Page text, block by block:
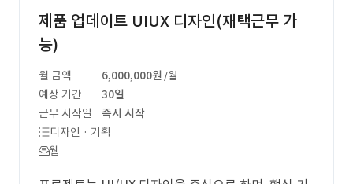
제품 업데이트 UIUX 디자인(재택근무 가
능)
월 금액 6,000,000원 /월
예상 기간
30일
근무 시작일
즉시 시작
디자인 · 기획
웹